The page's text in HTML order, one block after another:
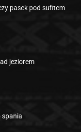
pasek pod sufitem
jeziorem
spania